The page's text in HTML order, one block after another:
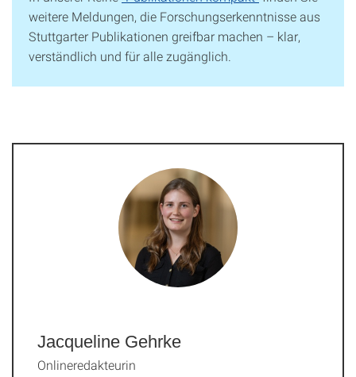
weitere Meldungen, die Forschungserkenntnisse aus
Stuttgarter Publikationen greifbar machen – klar,
verständlich und für alle zugänglich.
Jacqueline Gehrke
Onlineredakteurin